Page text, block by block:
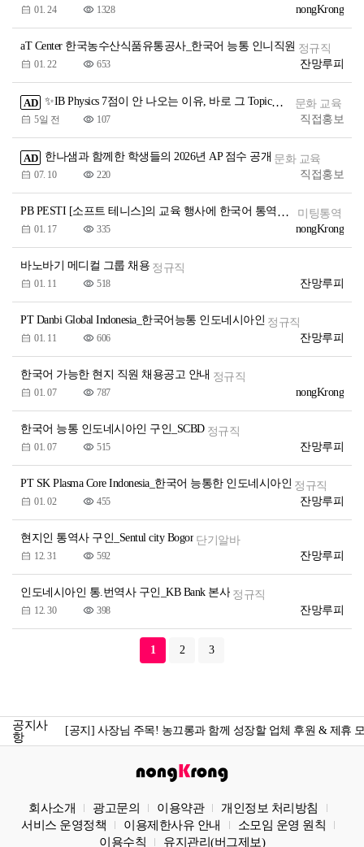
nongKrong
01. 24 1328
aT Center 한국농수산식품유통공사_한국어 능통 인니직원 정규직
잔망루피
01. 22 653
AD ✨IB Physics 7점이 안 나오는 이유, 바로 그 Topic입니다!
문화 교육
직접홍보
5일 전 107
AD 한나샘과 함께한 학생들의 2026년 AP 점수 공개 문화 교육
직접홍보
07. 10 220
PB PESTI [소프트 테니스]의 교육 행사에 한국어 통역가 [여성]가 구인
미팅통역
nongKrong
01. 17 335
바노바기 메디컬 그룹 채용 정규직
잔망루피
01. 11 518
PT Danbi Global Indonesia_한국어능통 인도네시아인 정규직
잔망루피
01. 11 606
한국어 가능한 현지 직원 채용공고 안내 정규직
nongKrong
01. 07 787
한국어 능통 인도네시아인 구인_SCBD 정규직
잔망루피
01. 07 515
PT SK Plasma Core Indonesia_한국어 능통한 인도네시아인 정규직
잔망루피
01. 02 455
현지인 통역사 구인_Sentul city Bogor 단기알바
잔망루피
12. 31 592
인도네시아인 통.번역사 구인_KB Bank 본사 정규직
잔망루피
12. 30 398
1 2 3
공지사
항
[공지] 농끄롱 소모임 당주 모집_ 농끄롱 당주가 되어보세요!
[공지] 사장님 주목! 농끄롱과 함께 성장할 업체 후원 & 제휴
[공지] 농끄롱 컨텐츠 크리에이터 모집_나만의 이야기를 시작
[공지] 농끄롱 소모임 당주 모집_ 농끄롱 당주가 되어보세요!
[공지] 게시글 3개국어 지원 시작
회사소개 광고문의 이용약관
개인정보 처리방침
서비스 운영정책
이용제한사유 안내
소모임 운영 원칙
이용수칙
유지관리(버그제보)